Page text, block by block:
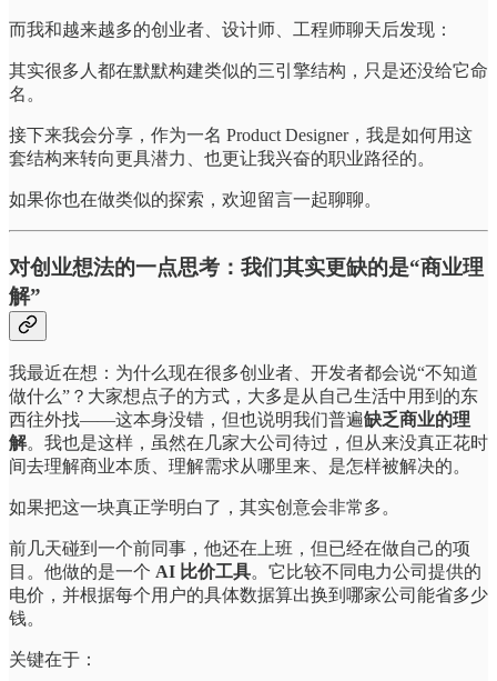
而我和越来越多的创业者、设计师、工程师聊天后发现：
其实很多人都在默默构建类似的三引擎结构，只是还没给它命
名。
接下来我会分享，作为一名 Product Designer，我是如何用这
套结构来转向更具潜力、也更让我兴奋的职业路径的。
如果你也在做类似的探索，欢迎留言一起聊聊。
对创业想法的一点思考：我们其实更缺的是“商业理
解”
我最近在想：为什么现在很多创业者、开发者都会说“不知道
做什么”？大家想点子的方式，大多是从自己生活中用到的东
西往外找——这本身没错，但也说明我们普遍缺乏商业的理
解。我也是这样，虽然在几家大公司待过，但从来没真正花时
间去理解商业本质、理解需求从哪里来、是怎样被解决的。
如果把这一块真正学明白了，其实创意会非常多。
前几天碰到一个前同事，他还在上班，但已经在做自己的项
目。他做的是一个 AI 比价工具。它比较不同电力公司提供的
电价，并根据每个用户的具体数据算出换到哪家公司能省多少
钱。
关键在于：